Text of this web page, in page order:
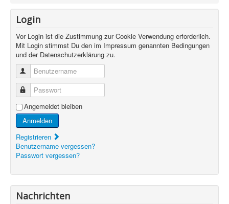
Login
Vor Login ist die Zustimmung zur Cookie Verwendung erforderlich.
Mit Login stimmst Du den im Impressum genannten Bedingungen
und der Datenschutzerklärung zu.
Benutzername
Passwort
Angemeldet bleiben
Anmelden
Registrieren
Benutzername vergessen?
Passwort vergessen?
Nachrichten